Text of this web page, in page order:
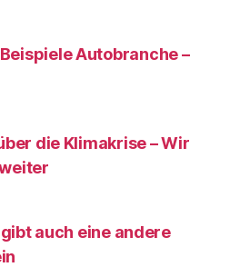
Autobranche –
die Klimakrise – Wir
gibt auch eine andere